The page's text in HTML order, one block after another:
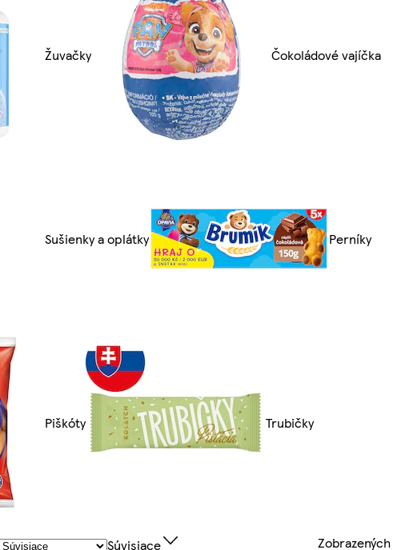
Žuvačky Čokoládové vajíčka
Sušienky a oplátky Perníky
Piškóty Trubičky
Súvisiace Zobrazených